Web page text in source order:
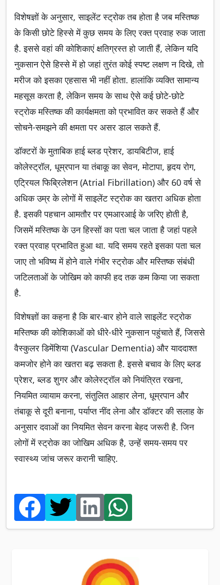
विशेषज्ञों के अनुसार, साइलेंट स्ट्रोक तब होता है जब मस्तिष्क
के किसी छोटे हिस्से में कुछ समय के लिए रक्त प्रवाह रुक जाता
है. इससे वहां की कोशिकाएं क्षतिग्रस्त हो जाती हैं, लेकिन यदि
नुकसान ऐसे हिस्से में हो जहां तुरंत कोई स्पष्ट लक्षण न दिखे, तो
मरीज को इसका एहसास भी नहीं होता. हालांकि व्यक्ति सामान्य
महसूस करता है, लेकिन समय के साथ ऐसे कई छोटे-छोटे
स्ट्रोक मस्तिष्क की कार्यक्षमता को प्रभावित कर सकते हैं और
सोचने-समझने की क्षमता पर असर डाल सकते हैं.
डॉक्टरों के मुताबिक हाई ब्लड प्रेशर, डायबिटीज, हाई
कोलेस्ट्रॉल, धूम्रपान या तंबाकू का सेवन, मोटापा, हृदय रोग,
एट्रियल फिब्रिलेशन (Atrial Fibrillation) और 60 वर्ष से
अधिक उम्र के लोगों में साइलेंट स्ट्रोक का खतरा अधिक होता
है. इसकी पहचान आमतौर पर एमआरआई के जरिए होती है,
जिसमें मस्तिष्क के उन हिस्सों का पता चल जाता है जहां पहले
रक्त प्रवाह प्रभावित हुआ था. यदि समय रहते इसका पता चल
जाए तो भविष्य में होने वाले गंभीर स्ट्रोक और मस्तिष्क संबंधी
जटिलताओं के जोखिम को काफी हद तक कम किया जा सकता
है.
विशेषज्ञों का कहना है कि बार-बार होने वाले साइलेंट स्ट्रोक
मस्तिष्क की कोशिकाओं को धीरे-धीरे नुकसान पहुंचाते हैं, जिससे
वैस्कुलर डिमेंशिया (Vascular Dementia) और याददाश्त
कमजोर होने का खतरा बढ़ सकता है. इससे बचाव के लिए ब्लड
प्रेशर, ब्लड शुगर और कोलेस्ट्रॉल को नियंत्रित रखना,
नियमित व्यायाम करना, संतुलित आहार लेना, धूम्रपान और
तंबाकू से दूरी बनाना, पर्याप्त नींद लेना और डॉक्टर की सलाह के
अनुसार दवाओं का नियमित सेवन करना बेहद जरूरी है. जिन
लोगों में स्ट्रोक का जोखिम अधिक है, उन्हें समय-समय पर
स्वास्थ्य जांच जरूर करानी चाहिए.